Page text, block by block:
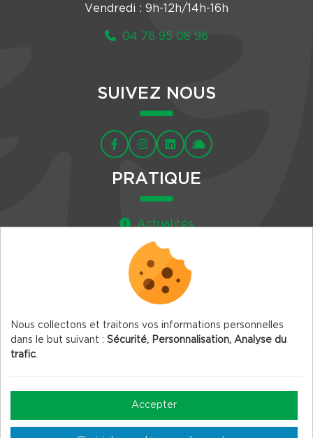
Vendredi : 9h-12h/14h-16h
04 76 95 08 96
SUIVEZ NOUS
PRATIQUE
Actualités
Agenda
Newsletter
Gestion des Cookies
Nous collectons et traitons vos informations personnelles
dans le but suivant : Sécurité, Personnalisation, Analyse du
trafic.
Accepter